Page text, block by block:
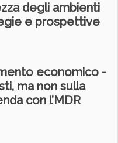
degli ambienti
e prospettive
economico -
ma non sulla
con l’MDR